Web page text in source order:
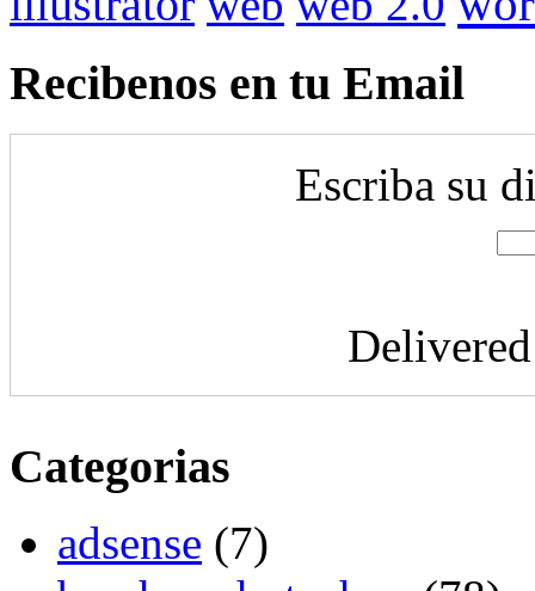
Recibenos en tu Email
Escriba su
Categorias
adsense (7)